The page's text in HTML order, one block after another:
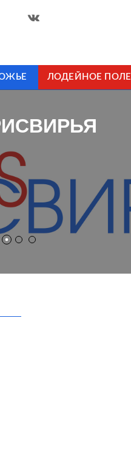
ЛОДЕЙНОЕ ПОЛЕ